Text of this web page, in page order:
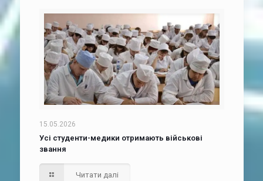
15.05.2026
Усі студенти-медики отримають військові
звання
Читати далі